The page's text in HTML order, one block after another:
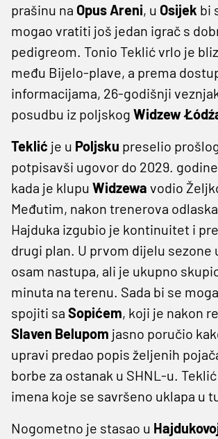
prašinu na Opus Areni, u Osijek bi
mogao vratiti još jedan igrač s
pedigreom. Tonio Teklić vrlo je
među Bijelo-plave, a prema
informacijama, 26-godišnji
posudbu iz poljskog Widzew
Teklić je u Poljsku preselio
potpisavši ugovor do 2029.
kada je klupu Widzewa vodio
Međutim, nakon trenerova
Hajduka izgubio je kontinuitet i
drugi plan. U prvom dijelu sezone
osam nastupa, ali je ukupno
minuta na terenu. Sada bi se
spojiti sa Sopićem, koji je nakon
Slaven Belupom jasno poručio
upravi predao popis željenih
borbe za ostanak u SHNL-u.
imena koje se savršeno uklapa u
Nogometno je stasao u